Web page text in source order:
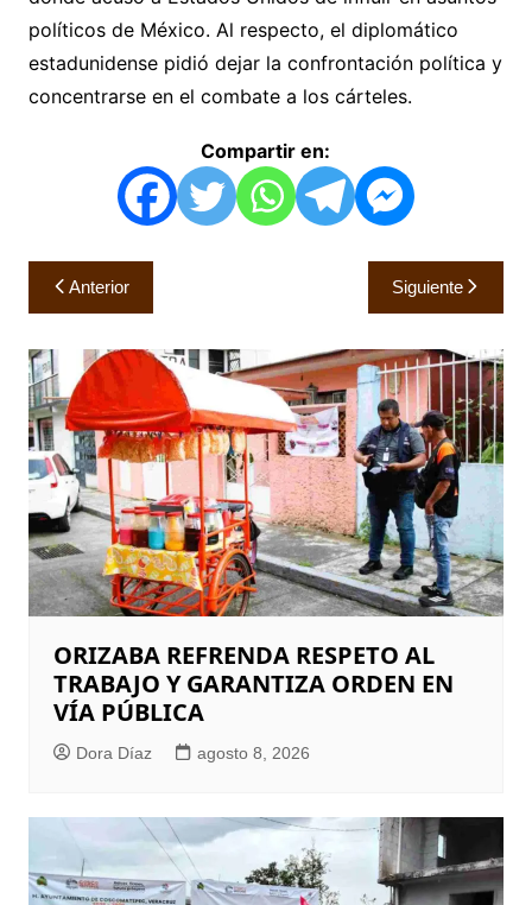
políticos de México. Al respecto, el diplomático
estadunidense pidió dejar la confrontación política y
concentrarse en el combate a los cárteles.
Compartir en:
Navegación
de
entradas
Anterior Siguiente
ORIZABA REFRENDA RESPETO AL
TRABAJO Y GARANTIZA ORDEN EN
VÍA PÚBLICA
Dora Díaz agosto 8, 2026